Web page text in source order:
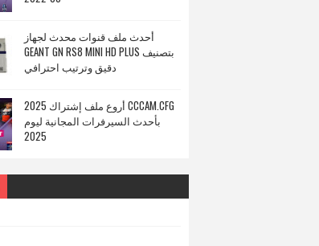
أحدث ملف قنوات محدث لجهاز
GEANT GN RS8 MINI HD PLUS بتصنيف
دقيق وترتيب احترافي
أروع ملف إشتراك 2025 CCCAM.CFG
بأحدث السيرفرات المجانية ليوم
2025